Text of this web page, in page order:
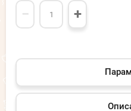
− +